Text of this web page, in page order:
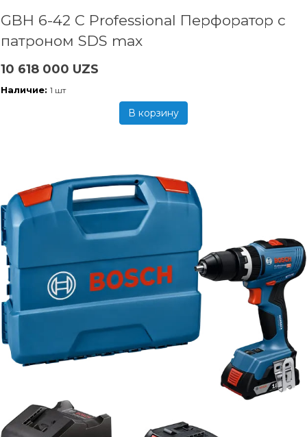
GBH 6-42 C Professional Перфоратор с
патроном SDS max
10 618 000 UZS
Наличие: 1 шт
В корзину